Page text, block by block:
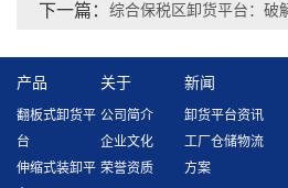
下一篇：
产品
翻板式卸货平
台
伸缩式装卸平
关于
公司简介
企业文化
荣誉资质
新闻
卸货平台资讯
工厂仓储物流
方案